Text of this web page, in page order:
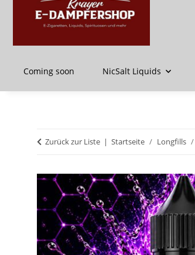
Coming soon NicSalt Liquids
Zurück zur Liste Startseite Longfills